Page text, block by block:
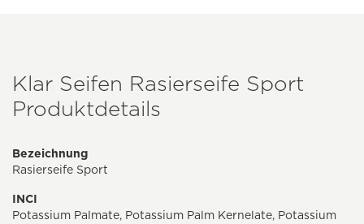
Klar Seifen Rasierseife Sport
Produktdetails
Bezeichnung
Rasierseife Sport
INCI
Potassium Palmate, Potassium Palm Kernelate, Potassium